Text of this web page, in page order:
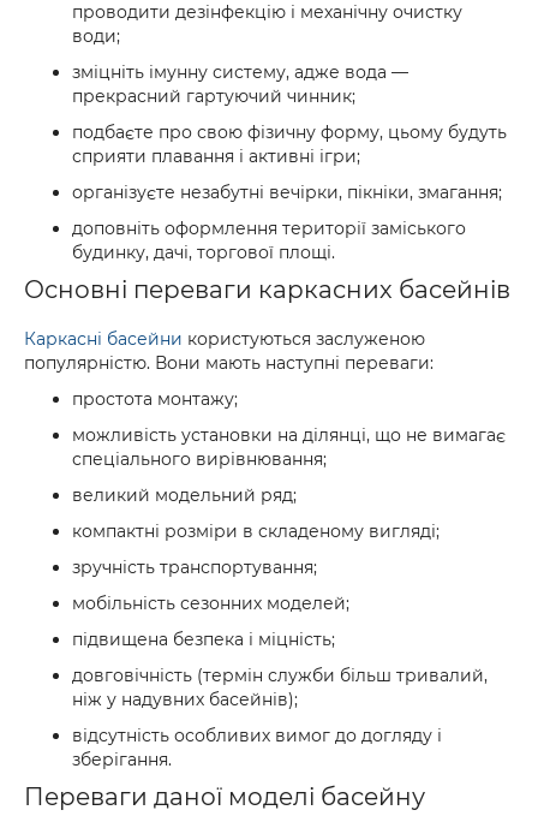
проводити дезінфекцію і механічну очистку
води;
зміцніть імунну систему, адже вода —
прекрасний гартуючий чинник;
подбаєте про свою фізичну форму, цьому будуть
сприяти плавання і активні ігри;
організуєте незабутні вечірки, пікніки, змагання;
доповніть оформлення території заміського
будинку, дачі, торгової площі.
Основні переваги каркасних басейнів
Каркасні басейни користуються заслуженою
популярністю. Вони мають наступні переваги:
простота монтажу;
можливість установки на ділянці, що не вимагає
спеціального вирівнювання;
великий модельний ряд;
компактні розміри в складеному вигляді;
зручність транспортування;
мобільність сезонних моделей;
підвищена безпека і міцність;
довговічність (термін служби більш тривалий,
ніж у надувних басейнів);
відсутність особливих вимог до догляду і
зберігання.
Переваги даної моделі басейну